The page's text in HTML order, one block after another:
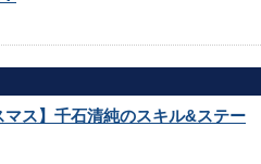
ス】千石清純のスキル&ステー